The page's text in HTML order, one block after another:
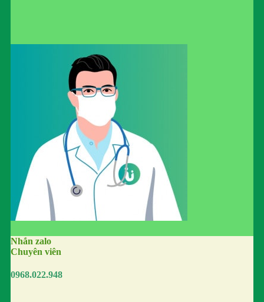
Nhắn zalo
Chuyên viên
0968.022.948